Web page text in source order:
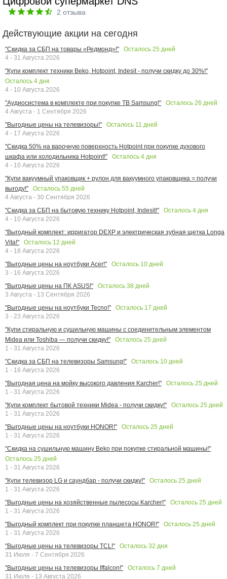
2 отзыва
Действующие акции на сегодня
"Скидка за СБП на товары «Редмонд»!" Осталось 25 дней
4 - 31 Августа 2026
"Купи комплект техники Beko, Hotpoint, Indesit - получи скидку до 30%!"
Осталось 4 дня
4 - 10 Августа 2026
"Аудиосистема в комплекте при покупке ТВ Samsung!"
Осталось 26 дней
4 Августа - 1 Сентября 2026
"Выгодные цены на телевизоры!"
Осталось 11 дней
4 - 17 Августа 2026
"Скидка 50% на варочную поверхность Hotpoint при покупке духового
шкафа или холодильника Hotpoint!"
Осталось 4 дня
4 - 10 Августа 2026
"Купи вакуумный упаковщик + рулон для вакуумного упаковщика = получи
выгоду!"
Осталось 55 дней
4 Августа - 30 Сентября 2026
"Скидка за СБП на бытовую технику Hotpoint, Indesit!"
Осталось 4 дня
4 - 10 Августа 2026
"Выгодный комплект: ирригатор DEXP и электрическая зубная щетка Longa
Vita!"
Осталось 12 дней
4 - 18 Августа 2026
"Выгодные цены на ноутбуки Acer!"
Осталось 10 дней
3 - 16 Августа 2026
"Выгодные цены на ПК ASUS!"
Осталось 38 дней
3 Августа - 13 Сентября 2026
"Выгодные цены на ноутбуки Tecno!"
Осталось 17 дней
3 - 23 Августа 2026
"Купи стиральную и сушильную машины с соединительным элементом
Midea или Toshiba — получи скидку!"
Осталось 25 дней
1 - 31 Августа 2026
"Скидка за СБП на телевизоры Samsung!"
Осталось 10 дней
1 - 16 Августа 2026
"Выгодная цена на мойку высокого давления Karcher!"
Осталось 25 дней
1 - 31 Августа 2026
"Купи комплект бытовой техники Midea - получи скидку!"
Осталось 25 дней
1 - 31 Августа 2026
"Выгодные цены на ноутбуки HONOR!"
Осталось 25 дней
1 - 31 Августа 2026
"Скидка на сушильную машину Beko при покупке стиральной машины!"
Осталось 25 дней
1 - 31 Августа 2026
"Купи телевизор LG и саундбар - получи скидку!"
Осталось 25 дней
1 - 31 Августа 2026
"Выгодные цены на хозяйственные пылесосы Karcher!"
Осталось 25 дней
1 - 31 Августа 2026
"Выгодный комплект при покупке планшета HONOR!"
Осталось 25 дней
1 - 31 Августа 2026
"Выгодные цены на телевизоры TCL!"
Осталось 32 дня
31 Июля - 7 Сентября 2026
"Выгодные цены на телевизоры Iffalcon!"
Осталось 7 дней
31 Июля - 13 Августа 2026